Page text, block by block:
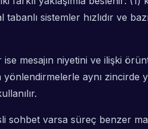
tabanlı sistemler hızlıdır ve
mesajın niyetini ve ilişki
yönlendirmelerle aynı
sohbet varsa süreç benzer